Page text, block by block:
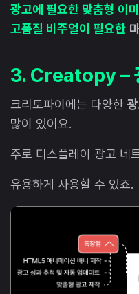
광고에 필요한 맞춤형 이
고품질 비주얼이 필요한
3. Creatopy –
크리토파이에는 다양한
많이 있어요.
주로 디스플레이 광고 네
유용하게 사용할 수 있죠.